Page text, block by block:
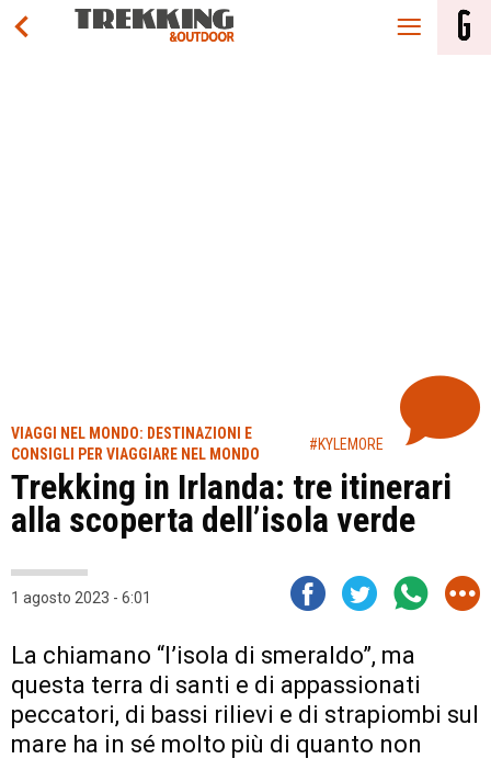
VIAGGI NEL MONDO: DESTINAZIONI E
CONSIGLI PER VIAGGIARE NEL MONDO
#KYLEMORE
Trekking in Irlanda: tre itinerari
alla scoperta dell’isola verde
1 agosto 2023 - 6:01
La chiamano “l’isola di smeraldo”, ma
questa terra di santi e di appassionati
peccatori, di bassi rilievi e di strapiombi sul
mare ha in sé molto più di quanto non